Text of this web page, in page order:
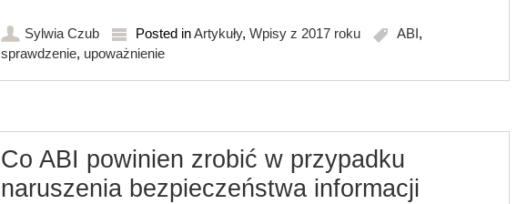
Sylwia Czub Posted inArtykuły, Wpisy z 2017 roku ABI,
sprawdzenie, upoważnienie
Co ABI powinien zrobić w przypadku
naruszenia bezpieczeństwa informacji